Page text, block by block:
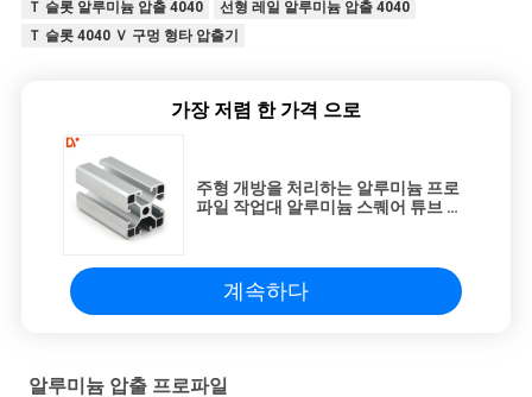
Ｔ 슬롯 알루미늄 압출 4040
선형 레일 알루미늄 압출 4040
Ｔ 슬롯 4040 Ｖ 구멍 형타 압출기
가장 저렴 한 가격 으로
주형 개방을 처리하는 알루미늄 프로
파일 작업대 알루미늄 스퀘어 튜브 재
계속하다
알루미늄 압출 프로파일